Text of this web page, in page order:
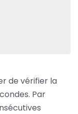
de vérifier la
Par